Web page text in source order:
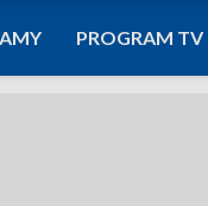
PROGRAM TV